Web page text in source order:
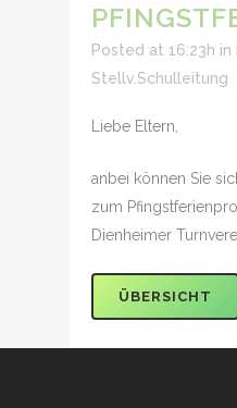
Posted at 16:23h in
Stellv.Schulleitung
Liebe Eltern,
anbei können Sie
zum
Dienheimer
ÜBERSICHT